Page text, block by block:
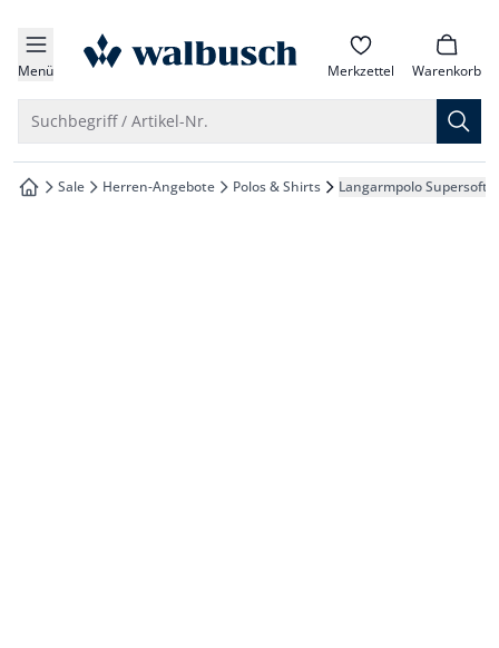
springen
springen
springen
springen
Menü zur Startseite Merkzettel Warenkorb
Suchbegriff / Artikel-Nr.
zur Startseite
Sale Herren-Angebote Polos & Shirts Langarmpolo Supersoft